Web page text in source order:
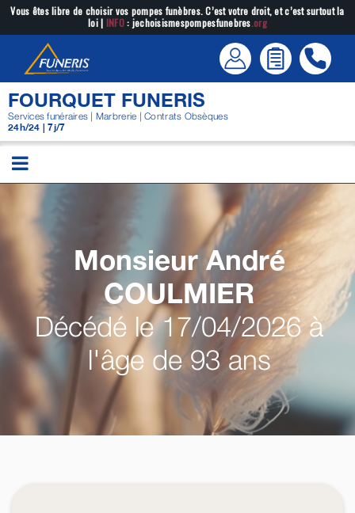
Passer
contenu
Vous êtes libre de choisir vos pompes funèbres. C’est votre droit, et c’est surtout la
loi | INFO: jechoisismespompesfunebres.org
FOURQUET FUNERIS
Services funéraires | Marbrerie | Contrats Obsèques
24h/24 | 7j/7
Monsieur André
COULMIER
Décédé le 17/04/2026 à
l'âge de 93 ans